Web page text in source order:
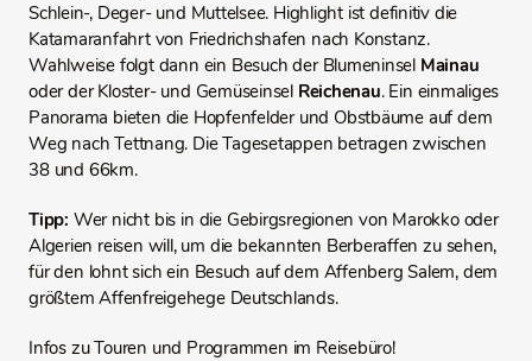
Schlein-, Deger- und Muttelsee. Highlight ist definitiv die
Katamaranfahrt von Friedrichshafen nach Konstanz.
Wahlweise folgt dann ein Besuch der Blumeninsel Mainau
oder der Kloster- und Gemüseinsel Reichenau. Ein einmaliges
Panorama bieten die Hopfenfelder und Obstbäume auf dem
Weg nach Tettnang. Die Tagesetappen betragen zwischen
38 und 66km.
Tipp: Wer nicht bis in die Gebirgsregionen von Marokko oder
Algerien reisen will, um die bekannten Berberaffen zu sehen,
für den lohnt sich ein Besuch auf dem Affenberg Salem, dem
größtem Affenfreigehege Deutschlands.
Infos zu Touren und Programmen im Reisebüro!